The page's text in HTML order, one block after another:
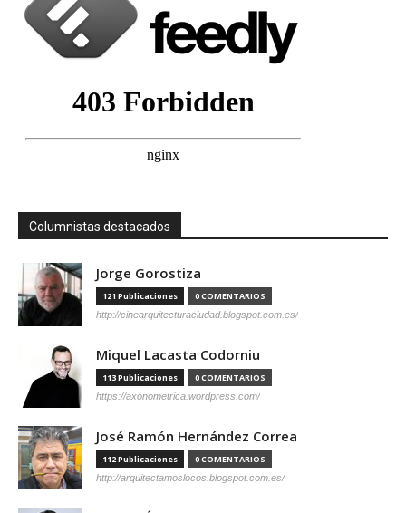
Columnistas destacados
Jorge Gorostiza
121 Publicaciones 0 COMENTARIOS
http://cinearquitecturaciudad.blogspot.com.es/
Miquel Lacasta Codorniu
113 Publicaciones 0 COMENTARIOS
https://axonometrica.wordpress.com/
José Ramón Hernández Correa
112 Publicaciones 0 COMENTARIOS
http://arquitectamoslocos.blogspot.com.es/